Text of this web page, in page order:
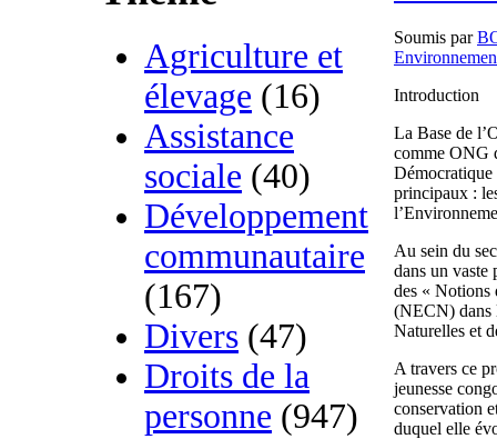
Agriculture et
élevage (16)
Assistance
sociale (40)
Développement
communautaire
(167)
Divers (47)
Droits de la
personne (947)
Soumis par
Introduction
La Base de
comme ONG
Démocratique
principaux :
Au sein du
dans un vaste
des « Notions
(NECN) dans
Naturelles et
A travers ce
jeunesse
conservation
duquel elle